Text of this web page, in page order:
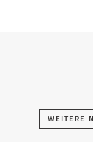
WEITERE